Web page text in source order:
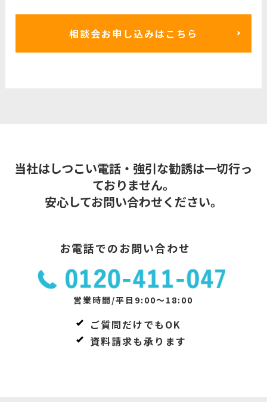
相談会お申し込みはこちら
当社はしつこい電話・強引な勧誘は一切行っ
ておりません。
安心してお問い合わせください。
お電話でのお問い合わせ
営業時間/平日9:00～18:00
ご質問だけでもOK
資料請求も承ります